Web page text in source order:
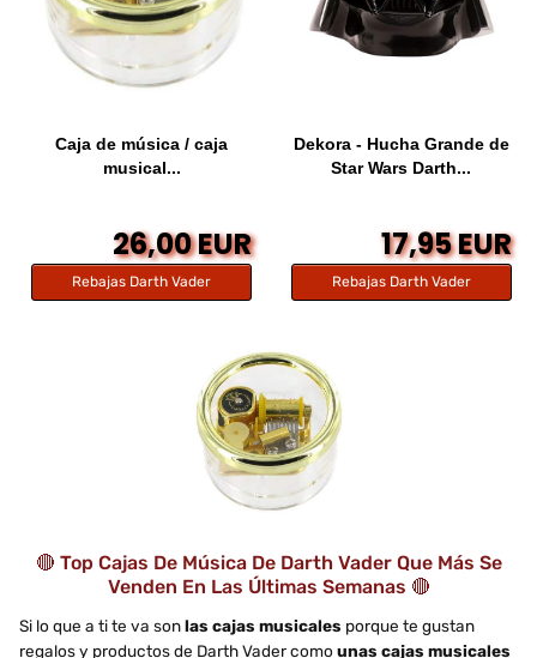
Caja de música / caja
musical...
26,00 EUR
Rebajas Darth Vader
Dekora - Hucha Grande de
Star Wars Darth...
17,95 EUR
Rebajas Darth Vader
🔴 Top Cajas De Música De Darth Vader Que Más Se
Venden En Las Últimas Semanas 🔴
Si lo que a ti te va sonlas cajas musicales porque te gustan
regalos y productos de Darth Vader comounas cajas musicales